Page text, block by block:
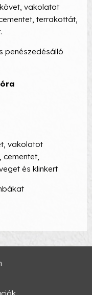
vakolatot
terrakottát,
penészedésálló
vakolatot
és klinkert